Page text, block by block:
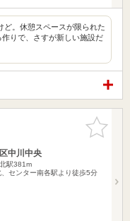
ど。休憩スペースが限られた
りで、さすが新しい施設だ
お気に入
りに追加
中川中央
駅381m
センター南各駅より徒歩5分